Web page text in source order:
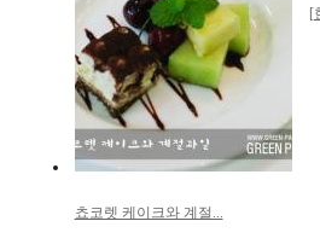
쵸코렛 케이크와 계절...
[